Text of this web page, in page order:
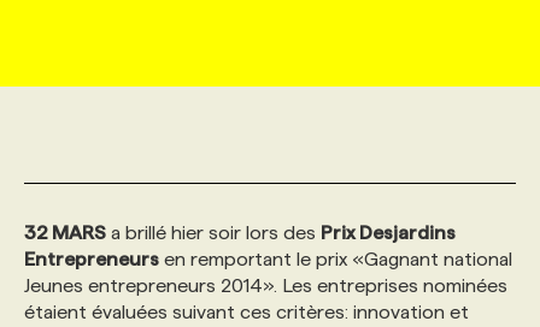
PRIX ET DISTINCTIONS
GEO/SEO
FAQ
FORMATIONS PERSONNALISÉES
NOS TARIFS
32 MARS a brillé hier soir lors des Prix Desjardins
Entrepreneurs en remportant le prix «Gagnant national
Jeunes entrepreneurs 2014». Les entreprises nominées
étaient évaluées suivant ces critères: innovation et